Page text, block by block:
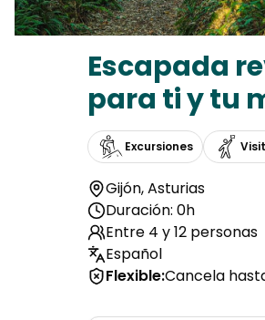
Escapada
para ti y tu
Excursiones
Gijón,Asturias
Duración: 0h
Entre 4 y 12 personas
Español
Flexible:Cancela